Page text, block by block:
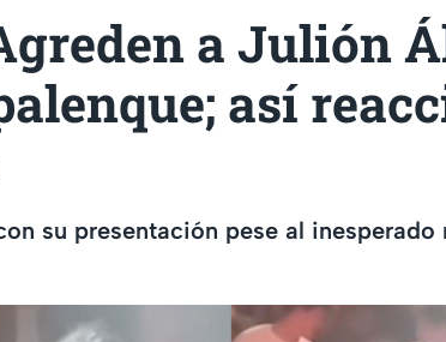
a Julión
así
su presentación pese al